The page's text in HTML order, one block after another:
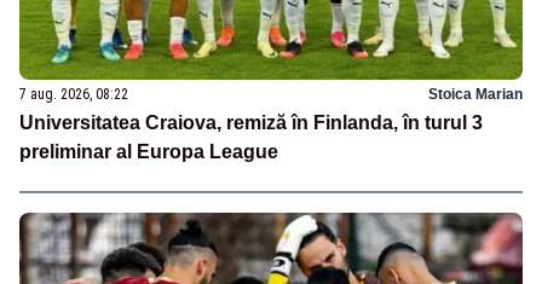
7 aug. 2026, 08:22 Stoica Marian
Universitatea Craiova, remiză în Finlanda, în turul 3
preliminar al Europa League